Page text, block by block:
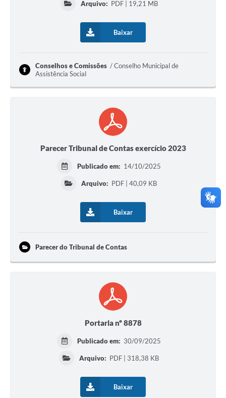
Arquivo: PDF | 19,21 MB
Baixar
Conselhos e Comissões
Conselho Municipal de
Assistência Social
Parecer Tribunal de Contas exercício 2023
Publicado em: 14/10/2025
Arquivo: PDF | 40,09 KB
Baixar
Parecer do Tribunal de Contas
Portaria nº 8878
Publicado em: 30/09/2025
Arquivo: PDF | 318,38 KB
Baixar